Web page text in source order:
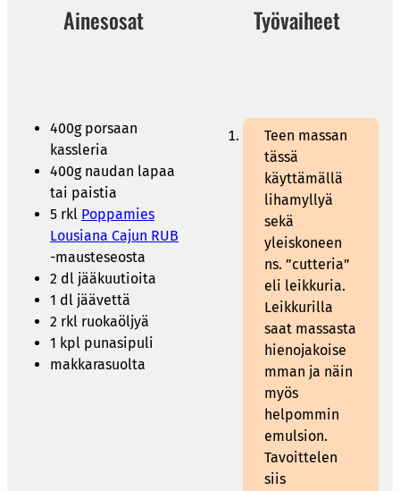
Ainesosat Työvaiheet
400g porsaan
kassleria
400g naudan lapaa
tai paistia
5 rkl Poppamies
Lousiana Cajun RUB
-mausteseosta
2 dl jääkuutioita
1 dl jäävettä
2 rkl ruokaöljyä
1 kpl punasipuli
makkarasuolta
Teen massan
tässä
käyttämällä
lihamyllyä
sekä
yleiskoneen
ns. ”cutteria”
eli leikkuria.
Leikkurilla
saat massasta
hienojakoise
mman ja näin
myös
helpommin
emulsion.
Tavoittelen
siis